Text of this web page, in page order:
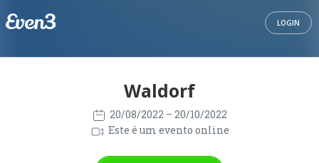
LOGIN
Waldorf
20/08/2022 – 20/10/2022
Este é um evento online